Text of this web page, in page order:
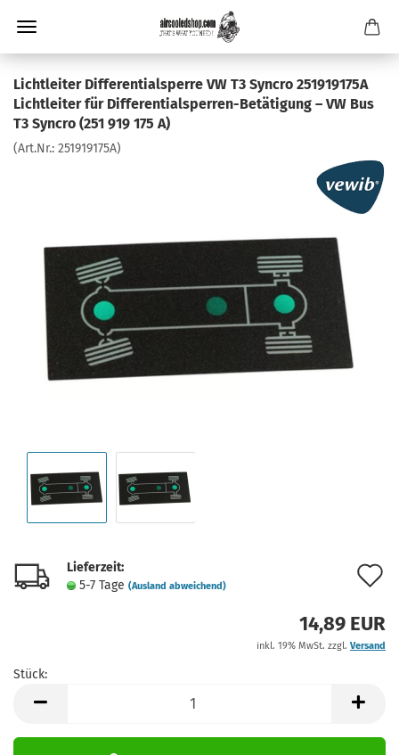
Lichtleiter Differentialsperre VW T3 Syncro 251919175A
Lichtleiter für Differentialsperren-Betätigung – VW Bus
T3 Syncro (251 919 175 A)
(Art.Nr.: 251919175A)
Lieferzeit:
5-7 Tage (Ausland abweichend)
14,89 EUR
inkl. 19% MwSt. zzgl. Versand
Stück: